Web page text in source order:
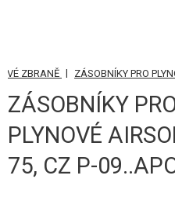
KATEGORIE
AIRSOFTOVÉ ZBRANĚ
ZBRANĚ | ZÁSOBNÍKY PRO
ZÁSOBNÍKY
PLYNOVÉ
75, CZ P-